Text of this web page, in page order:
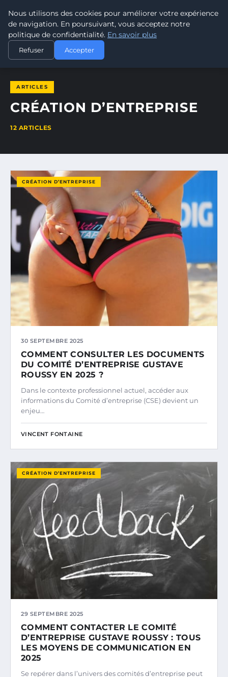
POUVOIR OUVRIER
ACCUEIL CRÉATION D’ENTREPRISE
ARTICLES
CRÉATION D’ENTREPRISE
12 ARTICLES
CRÉATION D’ENTREPRISE
30 SEPTEMBRE 2025
COMMENT CONSULTER LES DOCUMENTS
DU COMITÉ D’ENTREPRISE GUSTAVE
ROUSSY EN 2025 ?
Dans le contexte professionnel actuel, accéder aux
informations du Comité d’entreprise (CSE) devient un
enjeu…
VINCENT FONTAINE
CRÉATION D’ENTREPRISE
29 SEPTEMBRE 2025
COMMENT CONTACTER LE COMITÉ
D’ENTREPRISE GUSTAVE ROUSSY : TOUS
LES MOYENS DE COMMUNICATION EN
2025
Se repérer dans l’univers des comités d’entreprise peut
Nous utilisons des cookies pour améliorer votre expérience
de navigation. En poursuivant, vous acceptez notre
politique de confidentialité. En savoir plus
Refuser Accepter